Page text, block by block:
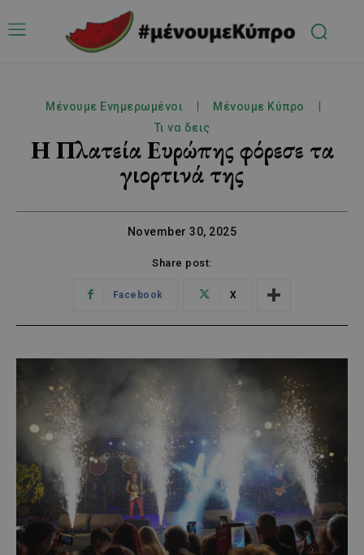
Μένουμε Ενημερωμένοι
Μένουμε Κύπρο
Τι να δεις
Η Πλατεία Ευρώπης φόρεσε τα
γιορτινά της
November 30, 2025
Share post:
Facebook X